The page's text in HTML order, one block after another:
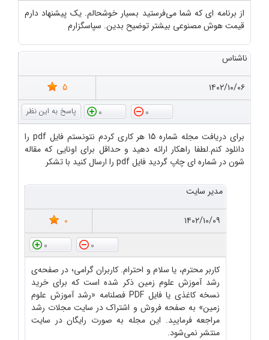
از برنامه ای که شما می‌فرستید بسیار خوشحالم. یک پیشنهاد دارم
قیمت هوش مصنوعی بیشتر توضیح بدین. سپاسگزارم
ناشناس
۱۴۰۲/۱۰/۰۶
5
0
0
برای دریافت مجله شماره 15 هر کاری کردم نتونستم فایل pdf را
دانلود کنم.لطفا راهکار ارائه دهید و حداقل برای اونایی که مقاله
شون در شماره ای چاپ گردید فایل pdf را ارسال کنید با تشکر
مدیر سایت
۱۴۰۲/۱۰/۰۹
0
0
0
کاربر محترم، یا سلام و احترام. کاربران گرامی؛ در صفحه‌ی
رشد آموزش علوم زمین ذکر شده است که برای خرید
نسخه کاغذی یا فایل PDF فصلنامه «رشد آموزش علوم
زمین» به صفحه فروش و اشتراک در سایت مجلات رشد
مراجعه فرمایید. این مجله به صورت رایگان در سایت
منتشر نمی‌شود.